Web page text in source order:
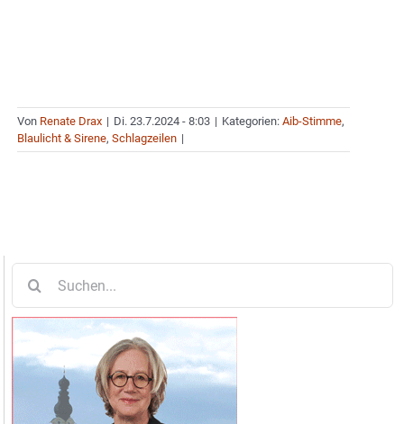
Von Renate Drax | Di. 23.7.2024 - 8:03 | Kategorien: Aib-Stimme,
Blaulicht & Sirene, Schlagzeilen |
nach: